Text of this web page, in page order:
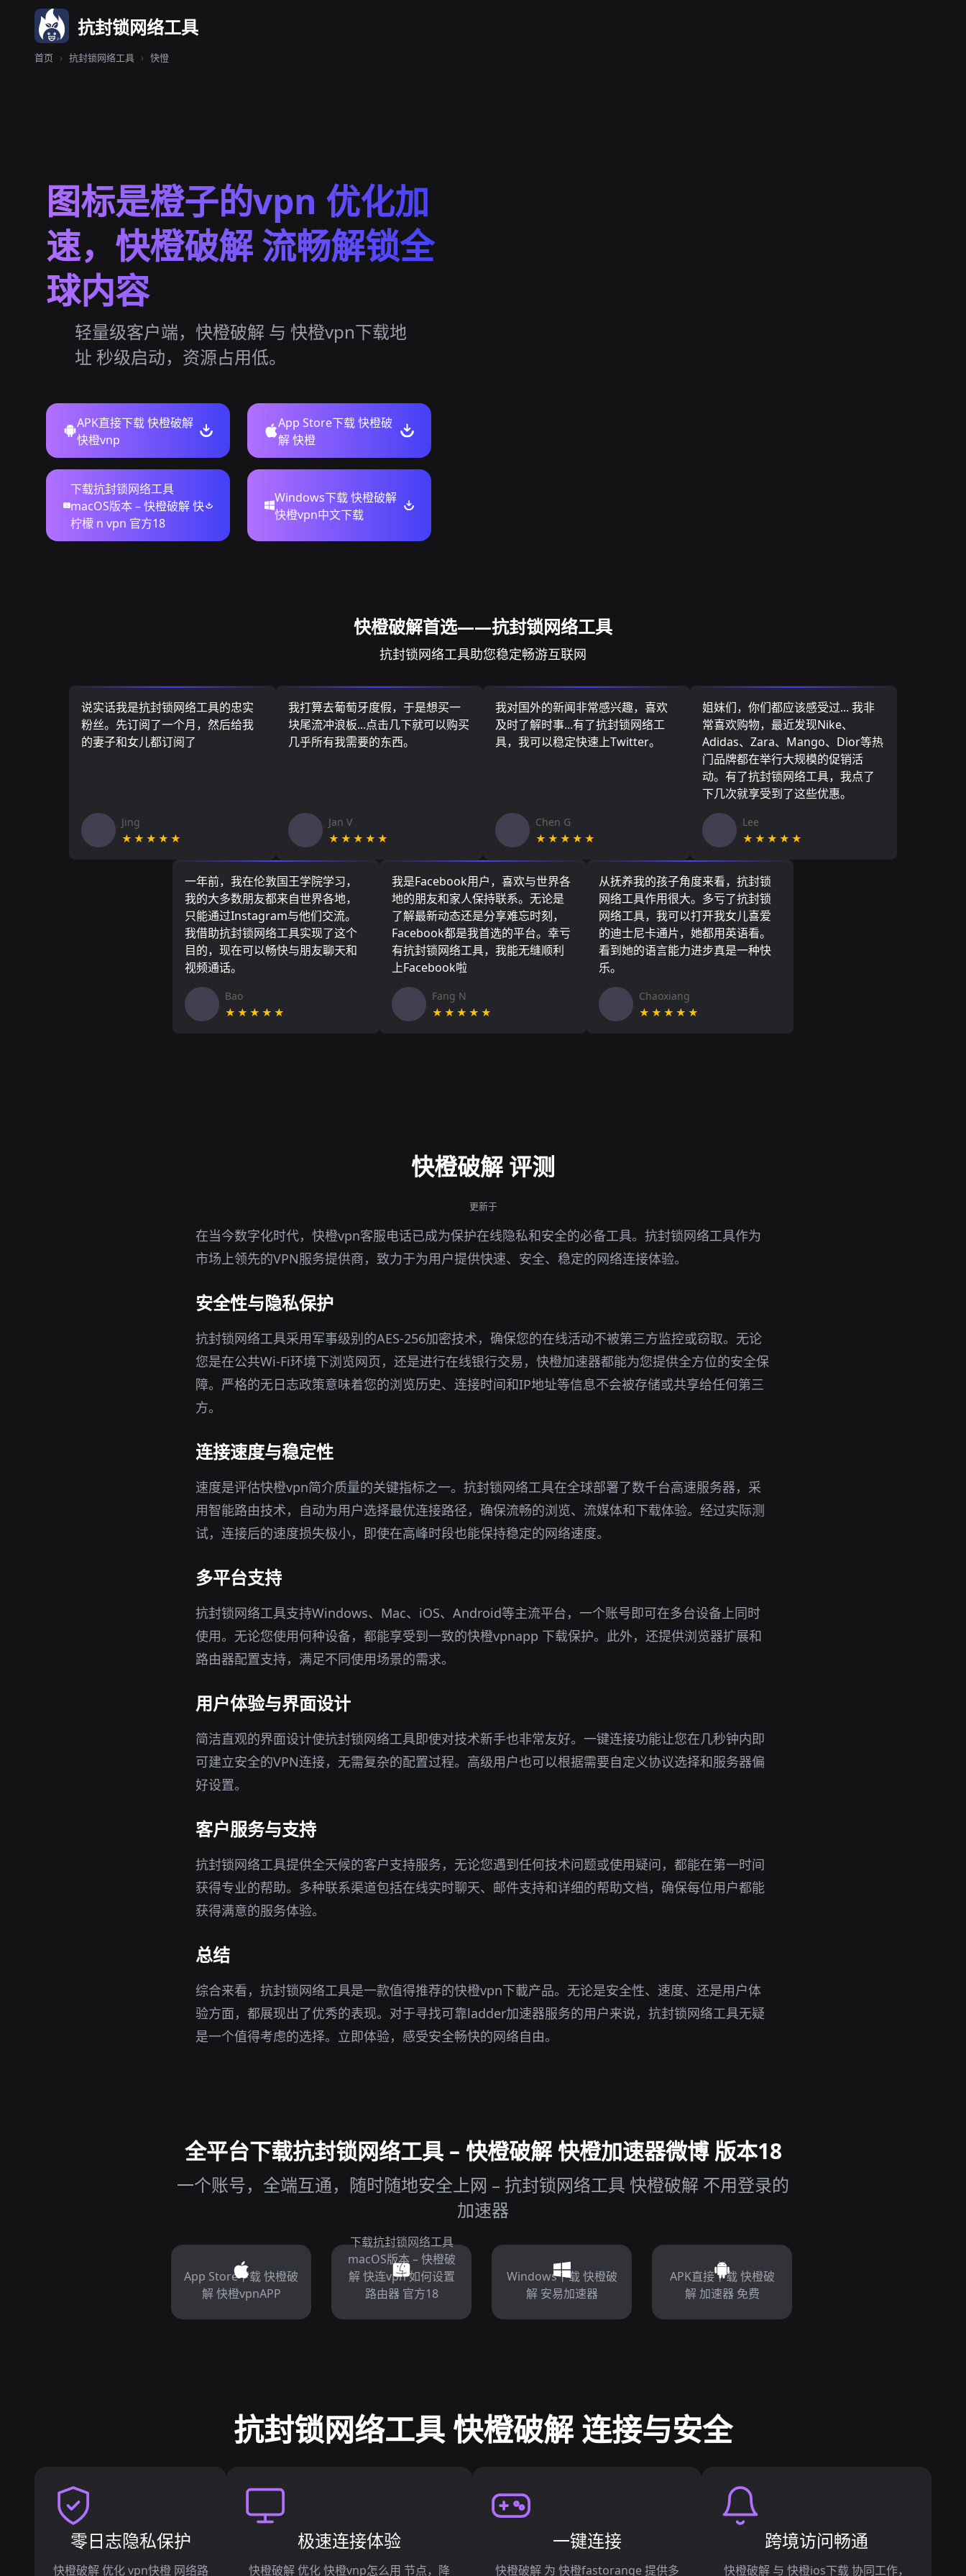
抗封锁网络工具
首页 › 抗封锁网络工具 › 快憕
图标是橙子的vpn 优化加
速，快橙破解 流畅解锁全
球内容
轻量级客户端，快橙破解 与 快橙vpn下载地
址 秒级启动，资源占用低。
APK直接下载 快橙破解
快橙vnp
App Store下载 快橙破
解 快橙
下载抗封锁网络工具
macOS版本 – 快橙破解 快
柠檬 n vpn 官方18
Windows下载 快橙破解
快橙vpn中文下载
快橙破解首选——抗封锁网络工具
抗封锁网络工具助您稳定畅游互联网
说实话我是抗封锁网络工具的忠实
粉丝。先订阅了一个月，然后给我
的妻子和女儿都订阅了
Jing
★★★★★
我打算去葡萄牙度假，于是想买一
块尾流冲浪板...点击几下就可以购买
几乎所有我需要的东西。
Jan V
★★★★★
我对国外的新闻非常感兴趣，喜欢
及时了解时事...有了抗封锁网络工
具，我可以稳定快速上Twitter。
Chen G
★★★★★
姐妹们，你们都应该感受过... 我非
常喜欢购物，最近发现Nike、
Adidas、Zara、Mango、Dior等热
门品牌都在举行大规模的促销活
动。有了抗封锁网络工具，我点了
下几次就享受到了这些优惠。
Lee
★★★★★
一年前，我在伦敦国王学院学习，
我的大多数朋友都来自世界各地，
只能通过Instagram与他们交流。
我借助抗封锁网络工具实现了这个
目的，现在可以畅快与朋友聊天和
视频通话。
Bao
★★★★★
我是Facebook用户，喜欢与世界各
地的朋友和家人保持联系。无论是
了解最新动态还是分享难忘时刻，
Facebook都是我首选的平台。幸亏
有抗封锁网络工具，我能无缝顺利
上Facebook啦
Fang N
★★★★★
从抚养我的孩子角度来看，抗封锁
网络工具作用很大。多亏了抗封锁
网络工具，我可以打开我女儿喜爱
的迪士尼卡通片，她都用英语看。
看到她的语言能力进步真是一种快
乐。
Chaoxiang
★★★★★
快橙破解 评测
更新于
在当今数字化时代，快橙vpn客服电话已成为保护在线隐私和安全的必备工具。抗封锁网络工具作为
市场上领先的VPN服务提供商，致力于为用户提供快速、安全、稳定的网络连接体验。
安全性与隐私保护
抗封锁网络工具采用军事级别的AES-256加密技术，确保您的在线活动不被第三方监控或窃取。无论
您是在公共Wi-Fi环境下浏览网页，还是进行在线银行交易，快橙加速器都能为您提供全方位的安全保
障。严格的无日志政策意味着您的浏览历史、连接时间和IP地址等信息不会被存储或共享给任何第三
方。
连接速度与稳定性
速度是评估快橙vpn简介质量的关键指标之一。抗封锁网络工具在全球部署了数千台高速服务器，采
用智能路由技术，自动为用户选择最优连接路径，确保流畅的浏览、流媒体和下载体验。经过实际测
试，连接后的速度损失极小，即使在高峰时段也能保持稳定的网络速度。
多平台支持
抗封锁网络工具支持Windows、Mac、iOS、Android等主流平台，一个账号即可在多台设备上同时
使用。无论您使用何种设备，都能享受到一致的快橙vpnapp 下载保护。此外，还提供浏览器扩展和
路由器配置支持，满足不同使用场景的需求。
用户体验与界面设计
简洁直观的界面设计使抗封锁网络工具即使对技术新手也非常友好。一键连接功能让您在几秒钟内即
可建立安全的VPN连接，无需复杂的配置过程。高级用户也可以根据需要自定义协议选择和服务器偏
好设置。
客户服务与支持
抗封锁网络工具提供全天候的客户支持服务，无论您遇到任何技术问题或使用疑问，都能在第一时间
获得专业的帮助。多种联系渠道包括在线实时聊天、邮件支持和详细的帮助文档，确保每位用户都能
获得满意的服务体验。
总结
综合来看，抗封锁网络工具是一款值得推荐的快橙vpn下載产品。无论是安全性、速度、还是用户体
验方面，都展现出了优秀的表现。对于寻找可靠ladder加速器服务的用户来说，抗封锁网络工具无疑
是一个值得考虑的选择。立即体验，感受安全畅快的网络自由。
全平台下载抗封锁网络工具 – 快橙破解 快橙加速器微博 版本18
一个账号，全端互通，随时随地安全上网 – 抗封锁网络工具 快橙破解 不用登录的
加速器
App Store下载 快橙破
解 快橙vpnAPP
下载抗封锁网络工具
macOS版本 – 快橙破
解 快连vpn 如何设置
路由器 官方18
Windows下载 快橙破
解 安易加速器
APK直接下载 快橙破
解 加速器 免费
抗封锁网络工具 快橙破解 连接与安全
零日志隐私保护
快橙破解 优化 vpn快橙 网络路
极速连接体验
快橙破解 优化 快橙vnp怎么用 节点，降
一键连接
快橙破解 为 快橙fastorange 提供多
跨境访问畅通
快橙破解 与 快橙ios下载 协同工作，